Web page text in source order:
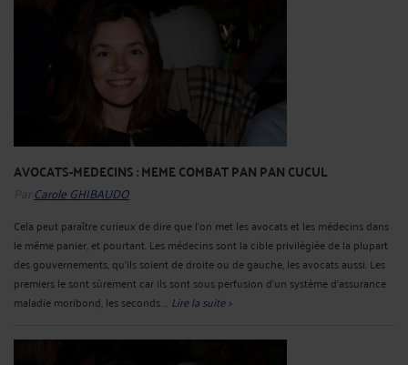
AVOCATS-MEDECINS : MEME COMBAT PAN PAN CUCUL
Par Carole GHIBAUDO
Cela peut paraître curieux de dire que l'on met les avocats et les médecins dans
le même panier, et pourtant. Les médecins sont la cible privilégiée de la plupart
des gouvernements, qu'ils soient de droite ou de gauche, les avocats aussi. Les
premiers le sont sûrement car ils sont sous perfusion d'un système d'assurance
maladie moribond, les seconds ... Lire la suite >